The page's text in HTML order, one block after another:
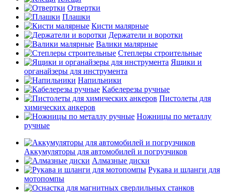
Отвертки
Плашки
Кисти малярные
Держатели и воротки
Валики малярные
Степлеры строительные
Ящики и
органайзеры для инструмента
Напильники
Кабелерезы ручные
Пистолеты для
химических анкеров
Ножницы по металлу
ручные
Аккумуляторы для автомобилей и погрузчиков
Алмазные диски
Рукава и шланги для
мотопомпы